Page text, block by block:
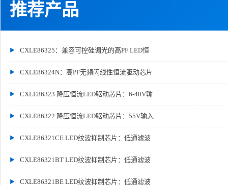
推荐产品
CXLE86325：兼容可控硅调光的高PF LED恒
CXLE86324N：高PF无频闪线性恒流驱动芯片
CXLE86323 降压恒流LED驱动芯片：6-40V输
CXLE86322 降压恒流LED驱动芯片：55V输入
CXLE86321CE LED纹波抑制芯片：低通滤波
CXLE86321BT LED纹波抑制芯片：低通滤波
CXLE86321BE LED纹波抑制芯片：低通滤波